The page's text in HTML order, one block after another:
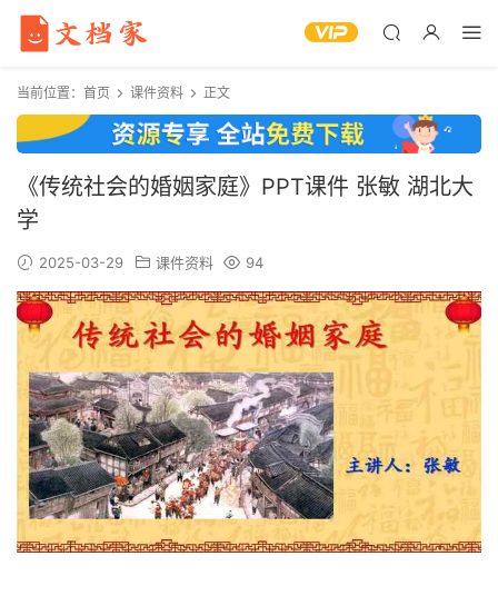
当前位置： 首页 课件资料 正文
《传统社会的婚姻家庭》PPT课件 张敏 湖北大
学
2025-03-29 课件资料 94